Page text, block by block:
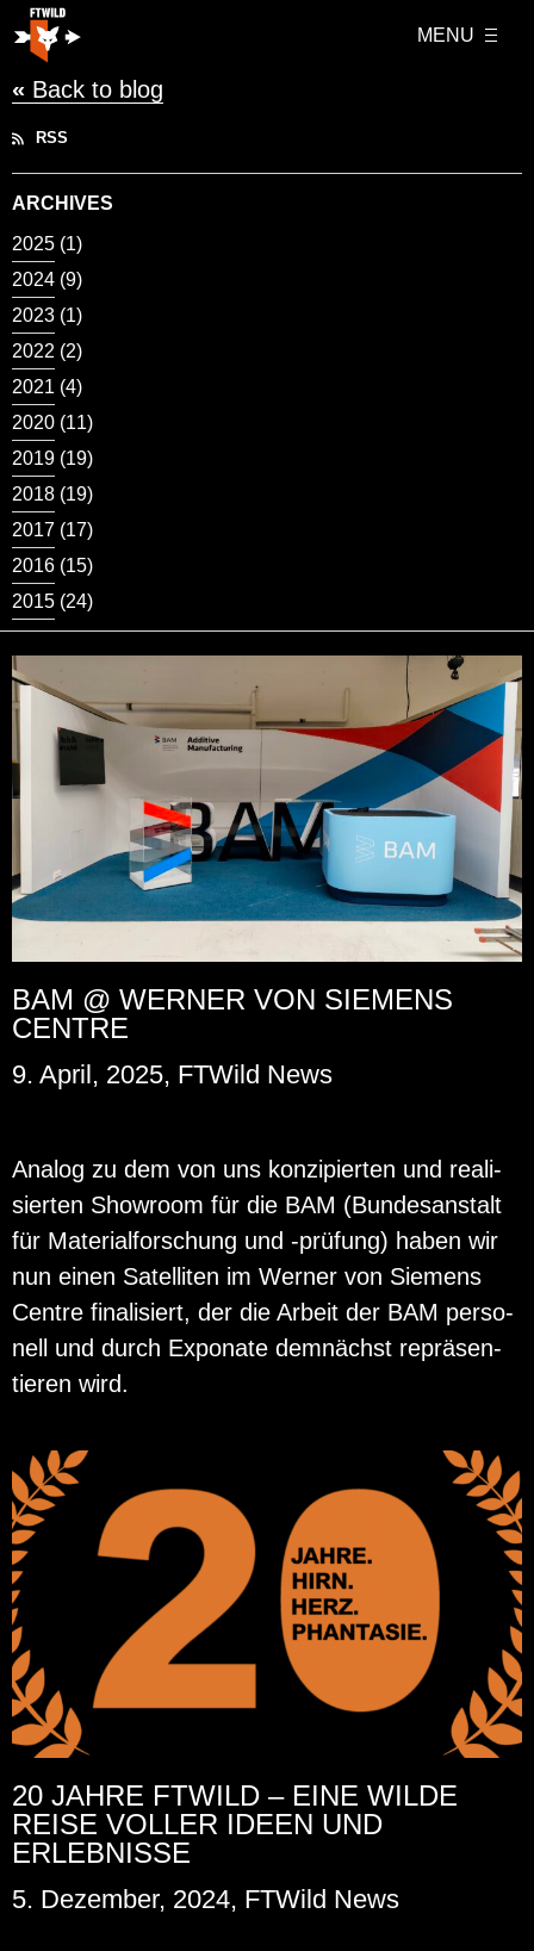
MENU
« Back to blog
RSS
ARCHIVES
2025 (1)
2024 (9)
2023 (1)
2022 (2)
2021 (4)
2020 (11)
2019 (19)
2018 (19)
2017 (17)
2016 (15)
2015 (24)
BAM @ WERNER VON SIEMENS
CENTRE
9. April, 2025, FTWild News
Ana­log zu dem von uns kon­zi­pier­ten und rea­li­
sier­ten Show­room für die BAM (Bun­des­an­stalt
für Ma­te­ri­al­for­schung und -prü­fung) haben wir
nun einen Sa­tel­li­ten im Wer­ner von Sie­mens
Cent­re fi­na­li­siert, der die Ar­beit der BAM per­so­
nell und durch Ex­po­na­te dem­nächst re­prä­sen­
tie­ren wird.
20 JAHRE FTWILD – EINE WILDE
REISE VOLLER IDEEN UND
ERLEBNISSE
5. Dezember, 2024, FTWild News